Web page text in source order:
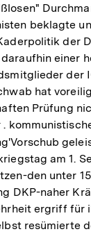
beklagte
der
einer
der
hat
Prüfung
.
am 1.
den unter
DKP-naher
ergriff für
resümierte